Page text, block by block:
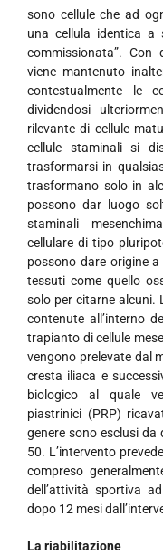
sono cellule che ad
una cellula identica a
commissionata”.
viene mantenuto
contestualmente le
dividendosi
rilevante di cellule
cellule staminali si
trasformarsi in
trasformano solo in
possono dar luogo
staminali
cellulare di tipo
possono dare origine
tessuti come quello
solo per citarne alcuni.
contenute all’interno
trapianto di cellule
vengono prelevate dal
cresta iliaca e
biologico al quale
piastrinici (PRP)
genere sono esclusi da
50. L’intervento
compreso
dell’attività sportiva
dopo 12 mesi
La riabilitazione